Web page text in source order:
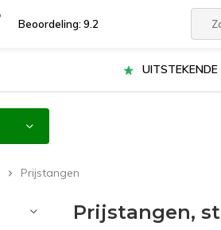
Beoordeling: 9.2
Prijstangen
Prijstangen,